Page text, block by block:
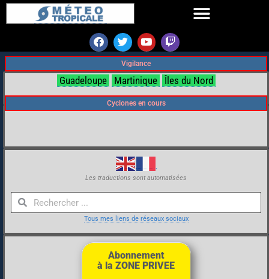
Vigilance
Guadeloupe Martinique Îles du Nord
Cyclones en cours
Les traductions sont automatisées
Tous mes liens de réseaux sociaux
Abonnement
à la ZONE PRIVEE